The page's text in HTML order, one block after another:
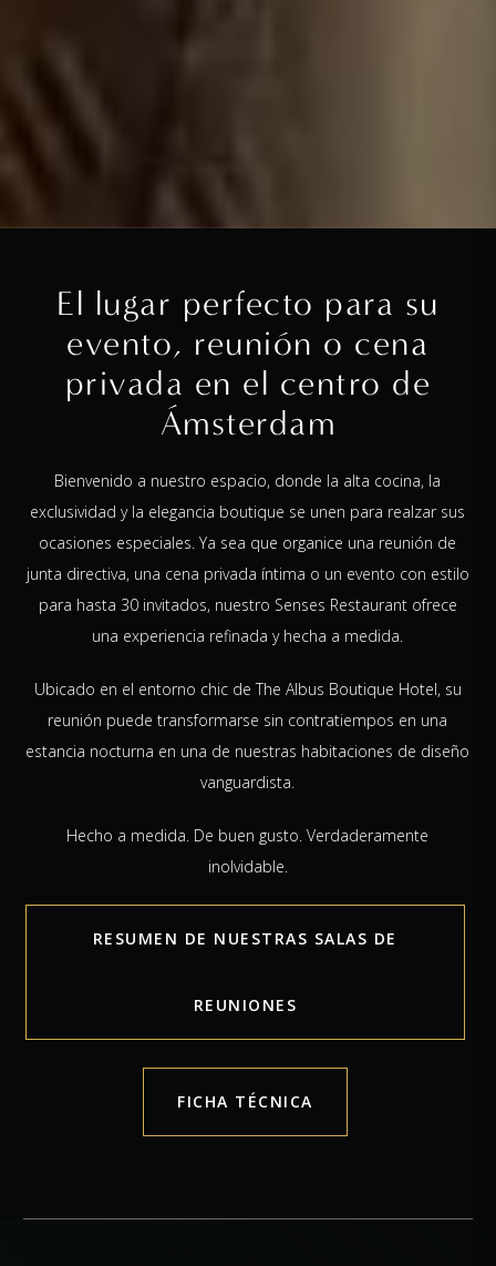
El lugar perfecto para su
evento, reunión o cena
privada en el centro de
Ámsterdam
Bienvenido a nuestro espacio, donde la alta cocina, la
exclusividad y la elegancia boutique se unen para realzar sus
ocasiones especiales. Ya sea que organice una reunión de
junta directiva, una cena privada íntima o un evento con estilo
para hasta 30 invitados, nuestro Senses Restaurant ofrece
una experiencia refinada y hecha a medida.
Ubicado en el entorno chic de The Albus Boutique Hotel, su
reunión puede transformarse sin contratiempos en una
estancia nocturna en una de nuestras habitaciones de diseño
vanguardista.
Hecho a medida. De buen gusto. Verdaderamente
inolvidable.
RESUMEN DE NUESTRAS SALAS DE
REUNIONES
FICHA TÉCNICA